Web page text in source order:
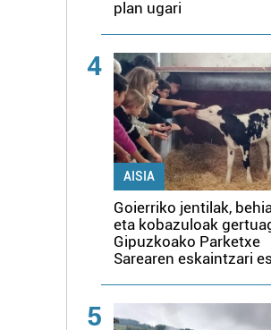
plan ugari
4
AISIA
Goierriko jentilak,
eta kobazuloak
Gipuzkoako Parketxe
Sarearen eskaintzari
5